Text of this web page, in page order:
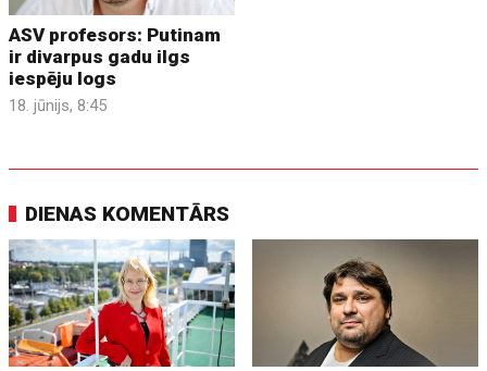
ASV profesors: Putinam
ir divarpus gadu ilgs
iespēju logs
18. jūnijs, 8:45
DIENAS KOMENTĀRS